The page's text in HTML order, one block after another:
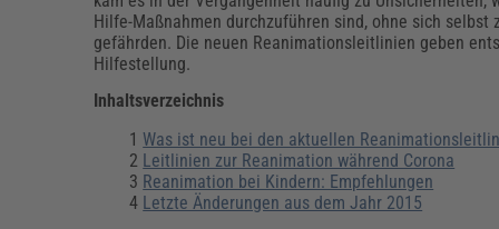
Fachpublikationen & Arbeitshilfen
Bauhof
Grünflächen
Verkehrsrecht
Weiterbildungen (AKADEMIE HERKERT)
Bau, Immobilien & Gebäudemanagement
Künstliche Intelligenz
Personalwesen
Personal, Ausbildung & Recht
Reisekosten und Finanzen
Reisekosten & Finanzen
Zollabwicklung & Exportabwicklung
Zoll & Export
Hilfe-Maßnahmen durchzuführen sind, ohne sich selbst
gefährden. Die neuen Reanimationsleitlinien geben
Hilfestellung.
Inhaltsverzeichnis
Was ist neu bei den aktuellen
Leitlinien zur Reanimation während Corona
Reanimation bei Kindern: Empfehlungen
Letzte Änderungen aus dem Jahr 2015